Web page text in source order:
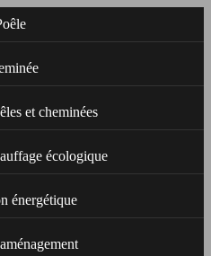
et cheminées
écologique
énergétique